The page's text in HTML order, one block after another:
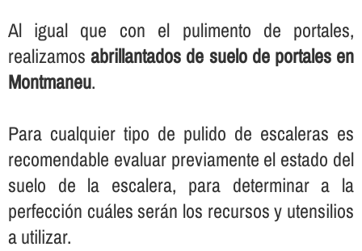
Al igual que con el pulimento de portales,
realizamosabrillantados de suelo de portales en
Montmaneu.
Para cualquier tipo de pulido de escaleras es
recomendable evaluar previamente el estado del
suelo de la escalera, para determinar a la
perfección cuáles serán los recursos y utensilios
a utilizar.